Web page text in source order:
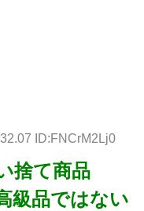
ID:FNCrM2Lj0
捨て商品
級品ではない